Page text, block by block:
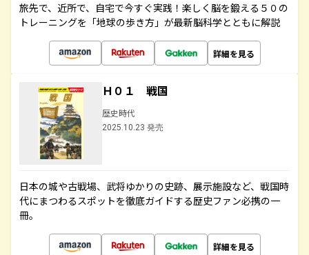
旅先で、近所で、自宅で今すぐ実践！楽しく脳を鍛える５０の
トレーニングを「地球の歩き方」が最新脳科学とともに解説
詳細を見る
Ｈ０１ 戦国
歴史時代
2025.10.23 発売
日本の城や古戦場、武将ゆかりの史跡、展示施設など、戦国時
代にまつわるスポットを徹底ガイドする歴史ファン必携の一
冊。
詳細を見る